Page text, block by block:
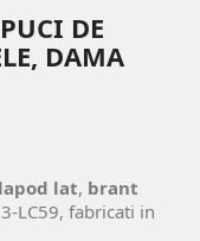
DE
DAMA
lat, brant
LC59, fabricati in